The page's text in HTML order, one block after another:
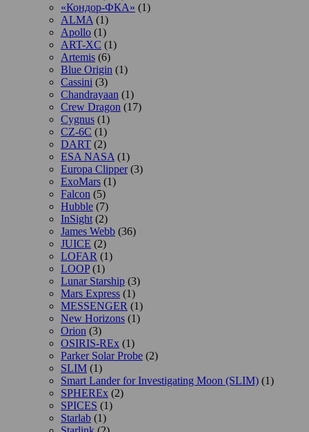
«Кондор-ФКА» (1)
ALMA (1)
Apollo (1)
ART-XC (1)
Artemis (6)
Blue Origin (1)
Cassini (3)
Chandrayaan (1)
Crew Dragon (17)
Cygnus (1)
CZ-6C (1)
DART (2)
ESA NASA (1)
Europa Clipper(3)
ExoMars (1)
Falcon (5)
Hubble (7)
InSight (2)
James Webb (36)
JUICE (2)
LOFAR (1)
LOOP(1)
Lunar Starship (3)
Mars Express (1)
MESSENGER (1)
New Horizons (1)
Orion (3)
OSIRIS-REx (1)
Parker Solar Probe (2)
SLIM (1)
Smart Lander for Investigating Moon (SLIM) (1)
SPHEREx (2)
SPICES (1)
Starlab (1)